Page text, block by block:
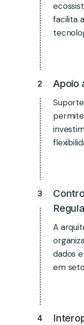
facilita
2 Apoio
3
A
dados
em
4